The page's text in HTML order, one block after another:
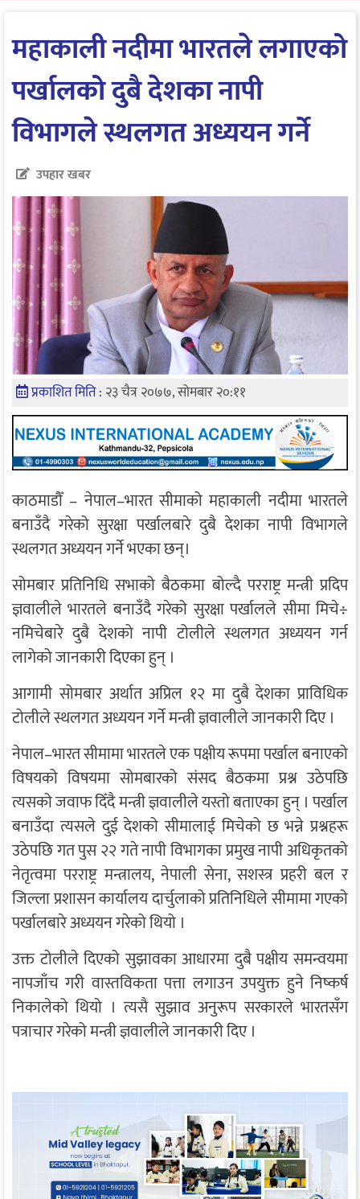
महाकाली नदीमा भारतले लगाएको
पर्खालको दुबै देशका नापी
विभागले स्थलगत अध्ययन गर्ने
उपहार खबर
प्रकाशित मिति : २३ चैत्र २०७७, सोमबार २०:११
काठमाडौँ – नेपाल–भारत सीमाको महाकाली नदीमा भारतले
बनाउँदै गरेको सुरक्षा पर्खालबारे दुबै देशका नापी विभागले
स्थलगत अध्ययन गर्ने भएका छन्।
सोमबार प्रतिनिधि सभाको बैठकमा बोल्दै परराष्ट्र मन्त्री प्रदिप
ज्ञवालीले भारतले बनाउँदै गरेको सुरक्षा पर्खालले सीमा मिचे÷
नमिचेबारे दुबै देशको नापी टोलीले स्थलगत अध्ययन गर्न
लागेको जानकारी दिएका हुन् ।
आगामी सोमबार अर्थात अप्रिल १२ मा दुबै देशका प्राविधिक
टोलीले स्थलगत अध्ययन गर्ने मन्त्री ज्ञवालीले जानकारी दिए ।
नेपाल–भारत सीमामा भारतले एक पक्षीय रूपमा पर्खाल बनाएको
विषयको विषयमा सोमबारको संसद बैठकमा प्रश्न उठेपछि
त्यसको जवाफ दिँदै मन्त्री ज्ञवालीले यस्तो बताएका हुन् । पर्खाल
बनाउँदा त्यसले दुई देशको सीमालाई मिचेको छ भन्ने प्रश्नहरू
उठेपछि गत पुस २२ गते नापी विभागका प्रमुख नापी अधिकृतको
नेतृत्वमा परराष्ट्र मन्त्रालय, नेपाली सेना, सशस्त्र प्रहरी बल र
जिल्ला प्रशासन कार्यालय दार्चुलाको प्रतिनिधिले सीमामा गएको
पर्खालबारे अध्ययन गरेको थियो ।
उक्त टोलीले दिएको सुझावका आधारमा दुबै पक्षीय समन्वयमा
नापजाँच गरी वास्तविकता पत्ता लगाउन उपयुक्त हुने निष्कर्ष
निकालेको थियो । त्यसै सुझाव अनुरूप सरकारले भारतसँग
पत्राचार गरेको मन्त्री ज्ञवालीले जानकारी दिए ।